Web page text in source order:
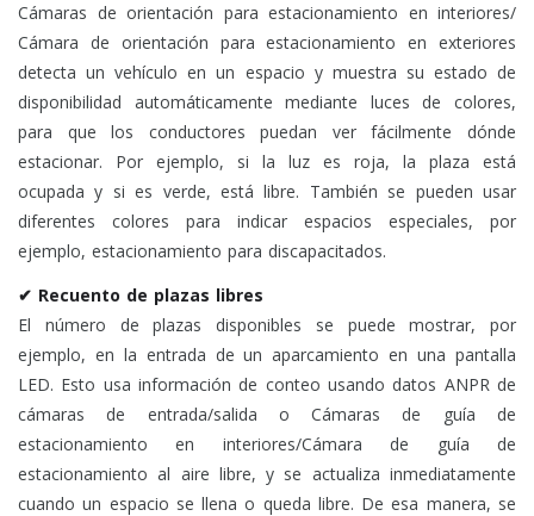
Cámaras de orientación para estacionamiento en interiores/
Cámara de orientación para estacionamiento en exteriores
detecta un vehículo en un espacio y muestra su estado de
disponibilidad automáticamente mediante luces de colores,
para que los conductores puedan ver fácilmente dónde
estacionar. Por ejemplo, si la luz es roja, la plaza está
ocupada y si es verde, está libre. También se pueden usar
diferentes colores para indicar espacios especiales, por
ejemplo, estacionamiento para discapacitados.
✔ Recuento de plazas libres
El número de plazas disponibles se puede mostrar, por
ejemplo, en la entrada de un aparcamiento en una pantalla
LED. Esto usa información de conteo usando datos ANPR de
cámaras de entrada/salida o Cámaras de guía de
estacionamiento en interiores/Cámara de guía de
estacionamiento al aire libre, y se actualiza inmediatamente
cuando un espacio se llena o queda libre. De esa manera, se